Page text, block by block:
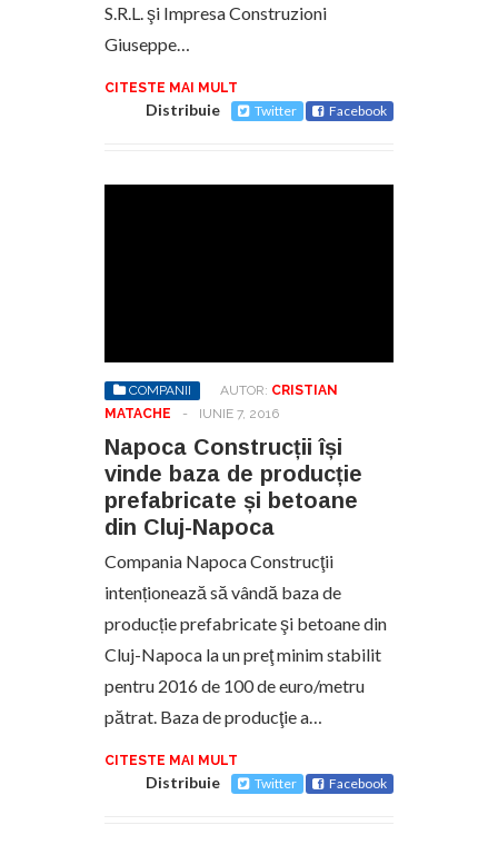
S.R.L. şi Impresa Construzioni
Giuseppe…
CITESTE MAI MULT
Distribuie Twitter Facebook
COMPANII AUTOR: CRISTIAN
MATACHE
- IUNIE 7, 2016
Napoca Construcții își
vinde baza de producție
prefabricate și betoane
din Cluj-Napoca
Compania Napoca Construcţii
intenționează să vândă baza de
producție prefabricate şi betoane din
Cluj-Napoca la un preţ minim stabilit
pentru 2016 de 100 de euro/metru
pătrat. Baza de producţie a…
CITESTE MAI MULT
Distribuie Twitter Facebook